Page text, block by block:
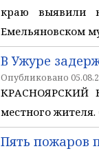
краю выявили
Емельяновском
В Ужуре
Опубликовано
КРАСНОЯРСКИЙ
местного
Пять пожаров